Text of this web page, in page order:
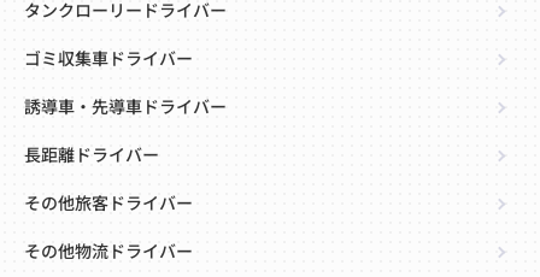
タンクローリードライバー
ゴミ収集車ドライバー
誘導車・先導車ドライバー
長距離ドライバー
その他旅客ドライバー
その他物流ドライバー